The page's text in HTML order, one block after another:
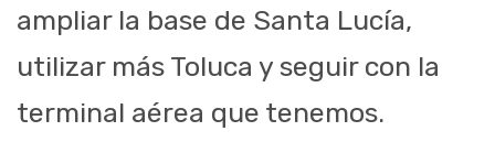
ampliar la base de Santa Lucía,
utilizar más Toluca y seguir con la
terminal aérea que tenemos.